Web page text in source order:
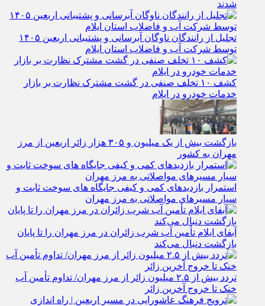
یخ‌ فروشان متخلف در ایلام با جریمه سنگین و پلمب غافلگیر
شدند
توسط شرکت آب و فاضلاب استان ایلام
کشف ۱۰ تخلف صنفی در گشت مشترک نظارت بر بازار
خدمات خودرو در ایلام
مهران به کشور
استمرار بازدیدهای کمی و کیفی جایگاه‌ های سوخت ثابت و
سیار مسیرهای مواصلاتی به مرز مهران
آبفای ایلام تأمین آب شرب زائران در مرز مهران را تا پایان
بازگشت دنبال می‌کند
تردد بیش از ۲.۵ میلیون زائر از مرز مهران/ تداوم تأمین آب
خنک تا خروج آخرین زائر